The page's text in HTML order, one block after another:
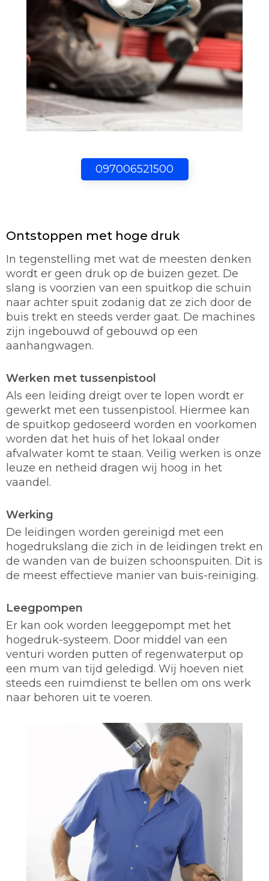
097006521500
Ontstoppen met hoge druk
In tegenstelling met wat de meesten denken
wordt er geen druk op de buizen gezet. De
slang is voorzien van een spuitkop die schuin
naar achter spuit zodanig dat ze zich door de
buis trekt en steeds verder gaat. De machines
zijn ingebouwd of gebouwd op een
aanhangwagen.
Werken met tussenpistool
Als een leiding dreigt over te lopen wordt er
gewerkt met een tussenpistool. Hiermee kan
de spuitkop gedoseerd worden en voorkomen
worden dat het huis of het lokaal onder
afvalwater komt te staan. Veilig werken is onze
leuze en netheid dragen wij hoog in het
vaandel.
Werking
De leidingen worden gereinigd met een
hogedrukslang die zich in de leidingen trekt en
de wanden van de buizen schoonspuiten. Dit is
de meest effectieve manier van buis-reiniging.
Leegpompen
Er kan ook worden leeggepompt met het
hogedruk-systeem. Door middel van een
venturi worden putten of regenwaterput op
een mum van tijd geledigd. Wij hoeven niet
steeds een ruimdienst te bellen om ons werk
naar behoren uit te voeren.